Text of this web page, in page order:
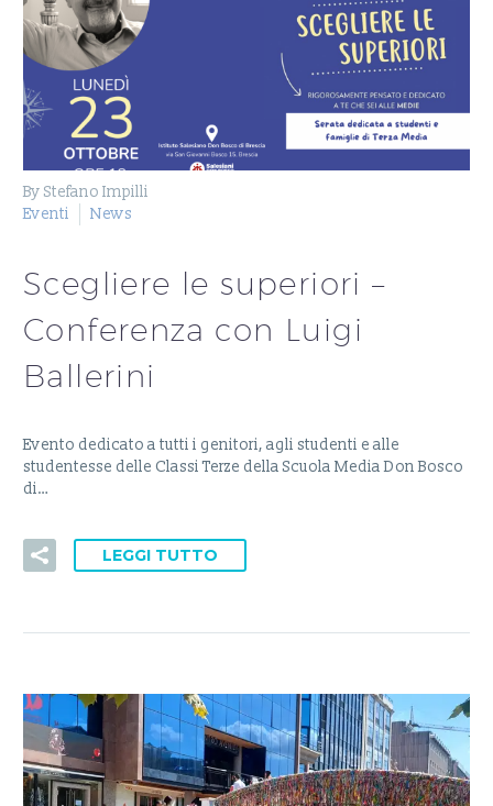
By Stefano Impilli
Eventi
News
Scegliere le superiori –
Conferenza con Luigi
Ballerini
Evento dedicato a tutti i genitori, agli studenti e alle
studentesse delle Classi Terze della Scuola Media Don Bosco
di…
LEGGI TUTTO